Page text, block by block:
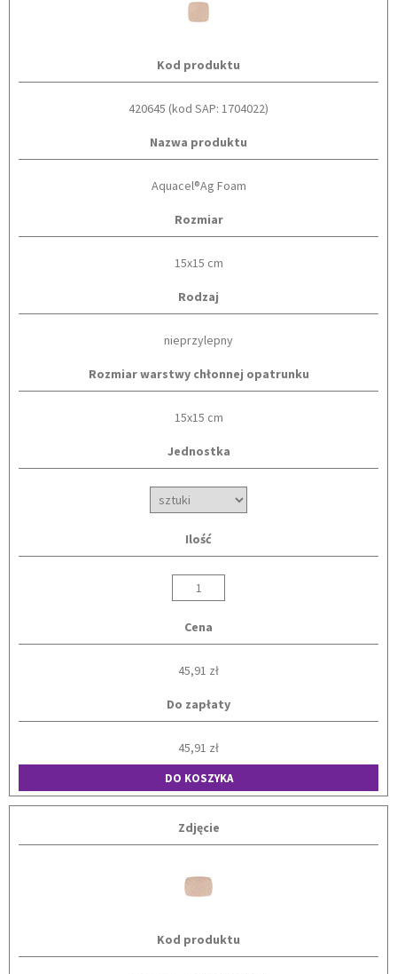
Kod produktu
420645 (kod SAP: 1704022)
Nazwa produktu
Aquacel®Ag Foam
Rozmiar
15x15 cm
Rodzaj
nieprzylepny
Rozmiar warstwy chłonnej opatrunku
15x15 cm
Jednostka
Ilość
Cena
45,91 zł
Do zapłaty
45,91 zł
DO KOSZYKA
Zdjęcie
Kod produktu